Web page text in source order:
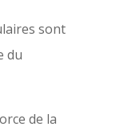
sont
du
de la